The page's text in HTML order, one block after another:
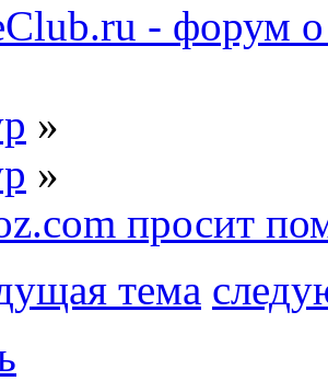
- форум
»
»
просит
тема